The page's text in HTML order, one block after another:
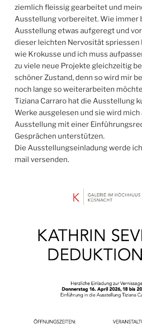
ziemlich fleissig gearbeitet und
Ausstellung vorbereitet. Wie immer
Ausstellung etwas aufgeregt und
dieser leichten Nervosität spriessen
wie Krokusse und ich muss
zu viele neue Projekte gleichzeitig
schöner Zustand, denn so wird mir
noch lange so weiterarbeiten
Tiziana Carraro hat die Ausstellung
Werke ausgelesen und sie wird
Ausstellung mit einer
Gesprächen unterstützen.
Die Ausstellungseinladung werde
mail versenden.